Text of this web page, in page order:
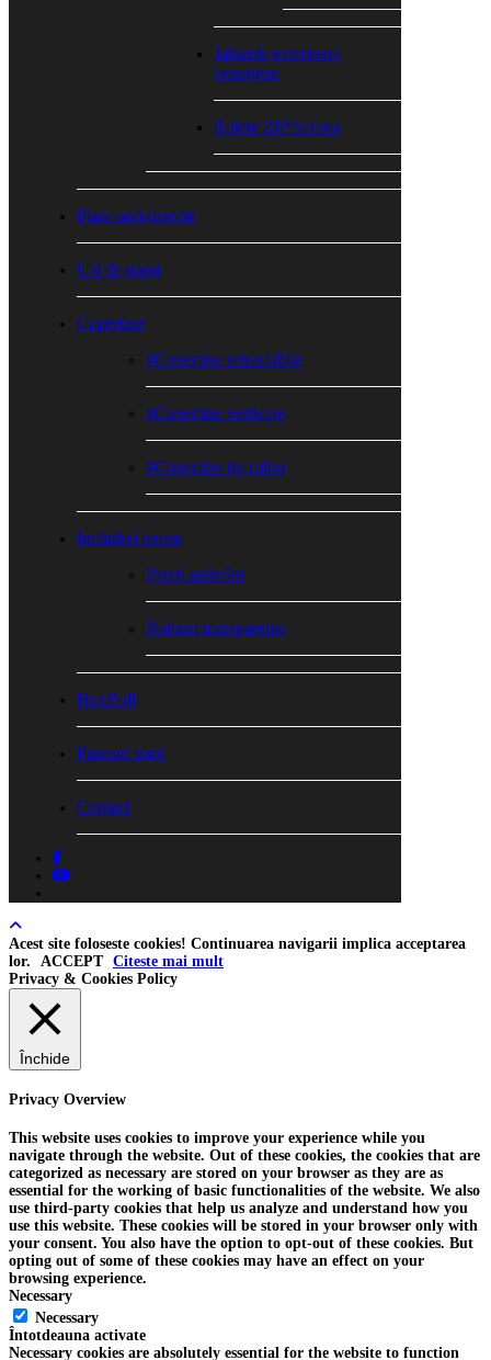
Jaluzele exterioare
venețiene
Rolete ZIP Screen
Plase anti-insecte
Usi de garaj
Copertine
#Copertine retractabile
#Copertine verticale
#Copertine tip rulou
Inchideri terase
Pereți antivânt
Rulouri transparente
BoxRoll
Panouri gard
Contact
facebook
youtube
Acest site foloseste cookies! Continuarea navigarii implica acceptarea
lor.
ACCEPT Citeste mai mult
Privacy & Cookies Policy
Închide
Privacy Overview
This website uses cookies to improve your experience while you
navigate through the website. Out of these cookies, the cookies that are
categorized as necessary are stored on your browser as they are as
essential for the working of basic functionalities of the website. We also
use third-party cookies that help us analyze and understand how you
use this website. These cookies will be stored in your browser only with
your consent. You also have the option to opt-out of these cookies. But
opting out of some of these cookies may have an effect on your
browsing experience.
Necessary
Necessary
Întotdeauna activate
Necessary cookies are absolutely essential for the website to function